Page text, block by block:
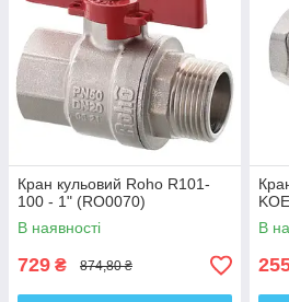
Кран кульовий Roho R101-
100 - 1" (RO0070)
В наявності
729 ₴ 874,80 ₴
В